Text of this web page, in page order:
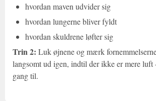
hvordan maven udvider sig
hvordan lungerne bliver fyldt
hvordan skuldrene løfter sig
Trin 2: Luk øjnene og mærk
langsomt ud igen, indtil der ikke er mere luft
gang til.